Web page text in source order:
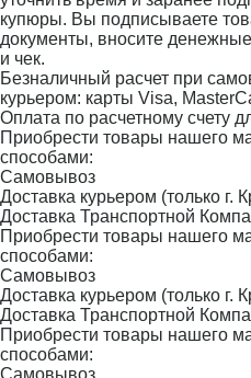
купюры. Вы подписываете
документы, вносите
и чек.
Безналичный расчет при
курьером: карты Visa,
Оплата по расчетному счету
Приобрести товары нашего
способами:
Самовывоз
Доставка курьером (только г.
Доставка Транспортной
Приобрести товары нашего
способами:
Самовывоз
Доставка курьером (только г.
Доставка Транспортной
Приобрести товары нашего
способами:
Самовывоз